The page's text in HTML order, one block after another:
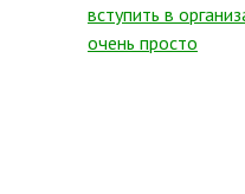
вступить в
очень просто